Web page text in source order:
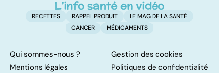
RECETTES RAPPEL PRODUIT
LE MAG DE LA SANTÉ
CANCER
MÉDICAMENTS
Qui sommes-nous ?
Gestion des cookies
Mentions légales
Politiques de confidentialité